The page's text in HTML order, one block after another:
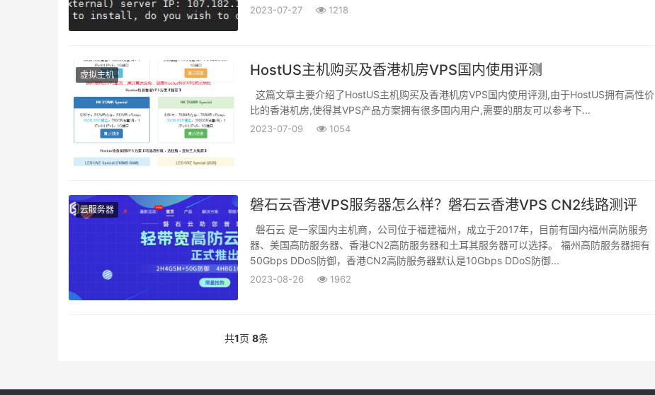
2023-07-27 1218
虚拟主机 HostUS主机购买及香港机房VPS国内使用评测
这篇文章主要介绍了HostUS主机购买及香港机房VPS国内使用评测,由于HostUS拥有高性价
比的香港机房,使得其VPS产品方案拥有很多国内用户,需要的朋友可以参考下...
2023-07-09 1054
云服务器 磐石云香港VPS服务器怎么样？磐石云香港VPS CN2线路测评
磐石云 是一家国内主机商，公司位于福建福州，成立于2017年，目前有国内福州高防服务
器、美国高防服务器、香港CN2高防服务器和土耳其服务器可以选择。 福州高防服务器拥有
50Gbps DDoS防御，香港CN2高防服务器默认是10Gbps DDoS防御...
2023-08-26 1962
共1页 8条